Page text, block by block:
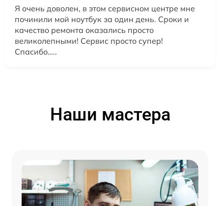
Я очень доволен, в этом сервисном центре мне
починили мой ноутбук за один день. Сроки и
качество ремонта оказались просто
великолепными! Сервис просто супер!
Спасибо…..
Наши мастера